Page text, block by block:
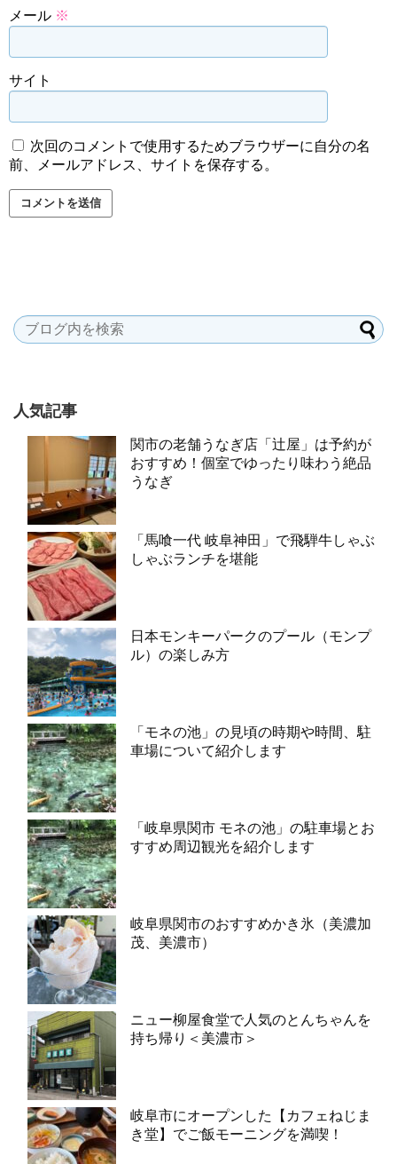
メール ※
サイト
次回のコメントで使用するためブラウザーに自分の名
前、メールアドレス、サイトを保存する。
人気記事
関市の老舗うなぎ店「辻屋」は予約が
おすすめ！個室でゆったり味わう絶品
うなぎ
「馬喰一代 岐阜神田」で飛騨牛しゃぶ
しゃぶランチを堪能
日本モンキーパークのプール（モンプ
ル）の楽しみ方
「モネの池」の見頃の時期や時間、駐
車場について紹介します
「岐阜県関市 モネの池」の駐車場とお
すすめ周辺観光を紹介します
岐阜県関市のおすすめかき氷（美濃加
茂、美濃市）
ニュー柳屋食堂で人気のとんちゃんを
持ち帰り＜美濃市＞
岐阜市にオープンした【カフェねじま
き堂】でご飯モーニングを満喫！